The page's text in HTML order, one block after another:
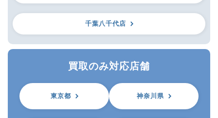
千葉八千代店
買取のみ対応店舗
東京都 神奈川県